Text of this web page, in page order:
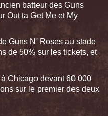
batteur des Guns
Out ta Get Me et My
Guns N' Roses au stade
de 50% sur les tickets, et
Chicago devant 60 000
sur le premier des deux